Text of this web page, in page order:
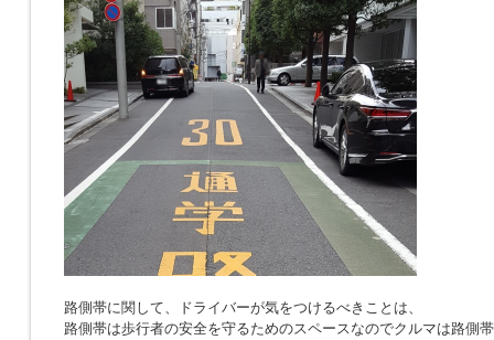
路側帯に関して、ドライバーが気をつけるべきことは、
路側帯は歩行者の安全を守るためのスペースなのでクルマは路側